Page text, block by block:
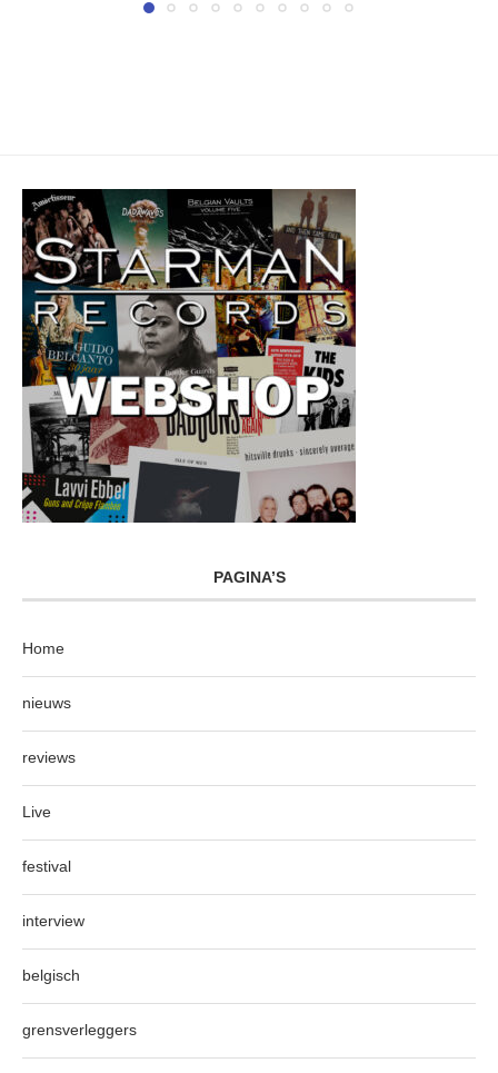
PAGINA’S
Home
nieuws
reviews
Live
festival
interview
belgisch
grensverleggers